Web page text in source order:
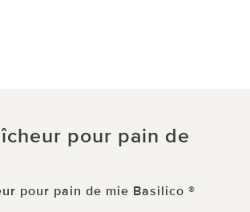
pour pain de
pour pain de mie Basilico ®